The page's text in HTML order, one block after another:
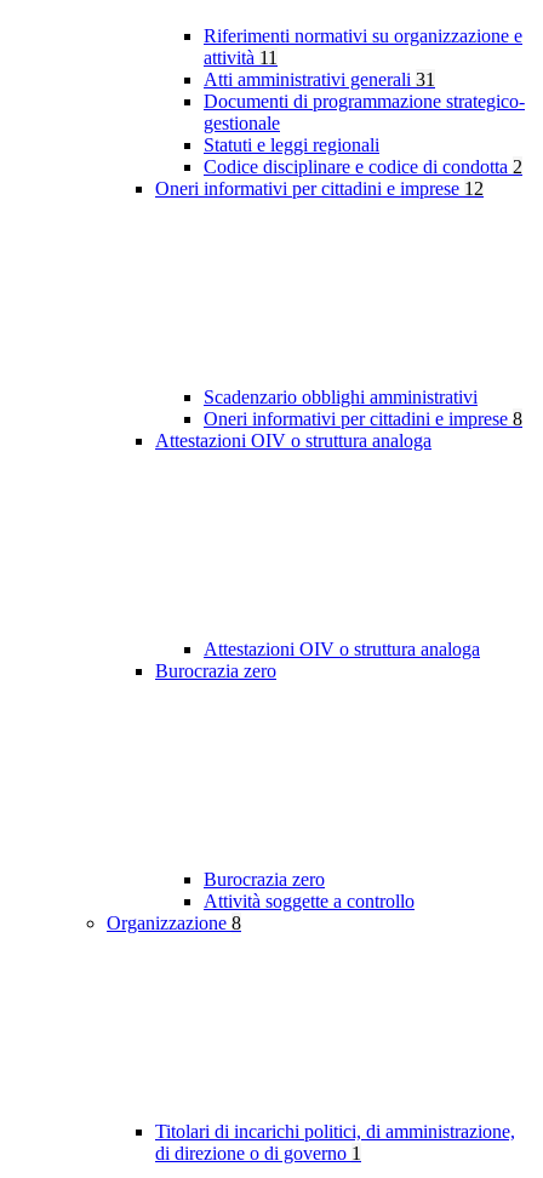
Riferimenti normativi su organizzazione e
attività 11
Atti amministrativi generali 31
Documenti di programmazione strategico-
gestionale
Statuti e leggi regionali
Codice disciplinare e codice di condotta 2
Oneri informativi per cittadini e imprese 12
Scadenzario obblighi amministrativi
Oneri informativi per cittadini e imprese 8
Attestazioni OIV o struttura analoga
Attestazioni OIV o struttura analoga
Burocrazia zero
Burocrazia zero
Attività soggette a controllo
Organizzazione 8
Titolari di incarichi politici, di amministrazione,
di direzione o di governo 1